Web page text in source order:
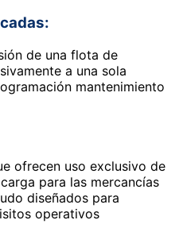
de una flota de
a una sola
mantenimiento
ofrecen uso exclusivo de
para las mercancías
diseñados para
operativos